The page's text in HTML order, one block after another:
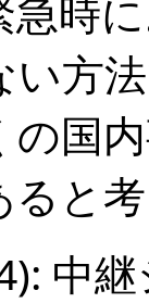
時
い方
国
と
中